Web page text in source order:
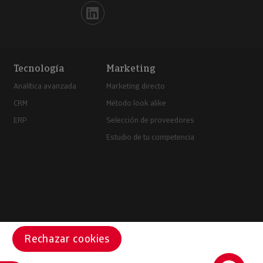
Iberinform en Linkedin
Tecnología
Analítica avanzada
CRM
ERP
Marketing
Marketing directo
Método look alike
Selección de proveedores
Estudio de tu competencia
Rechazar cookies